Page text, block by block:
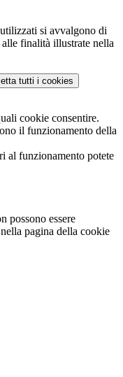
si avvalgono di
finalità illustrate nella
tutti i cookies
cookie consentire.
il funzionamento della
al funzionamento potete
possono essere
pagina della cookie